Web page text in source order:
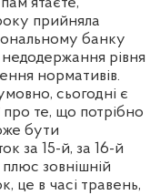
прийняла
банку
рівня
нормативів.
сьогодні є
про те, що потрібно
бути
за 15-й, за 16-й
зовнішній
це в часі травень,